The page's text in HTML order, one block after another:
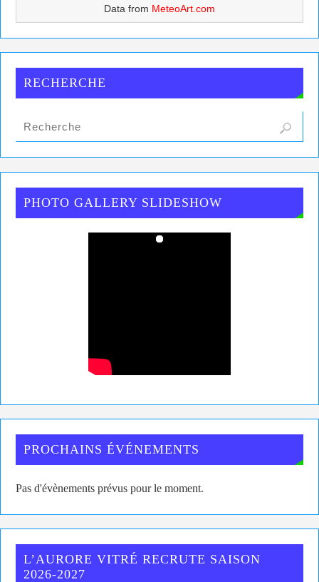
Data from MeteoArt.com
RECHERCHE
PHOTO GALLERY SLIDESHOW
PROCHAINS ÉVÉNEMENTS
Pas d'évènements prévus pour le moment.
L’AURORE VITRÉ RECRUTE SAISON
2026-2027